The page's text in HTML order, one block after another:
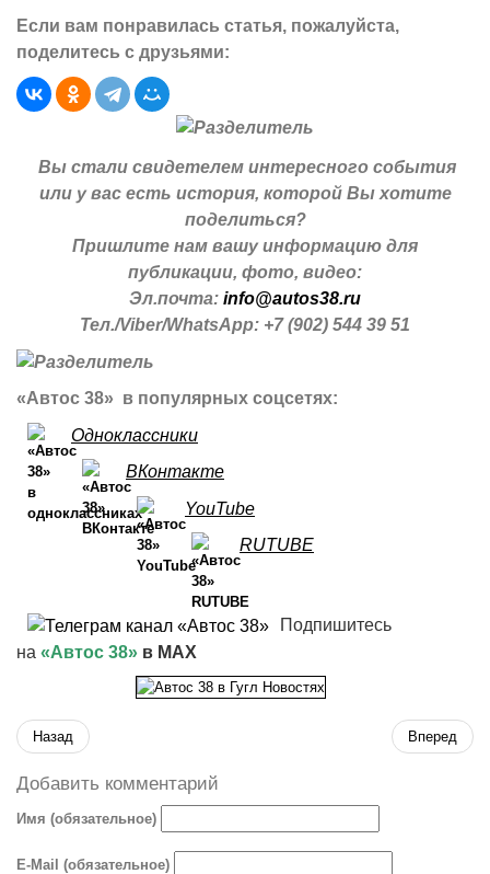
Если вам понравилась статья, пожалуйста,
поделитесь с друзьями:
Вы стали свидетелем интересного события
или у вас есть история, которой Вы хотите
поделиться?
Пришлите нам вашу информацию для
публикации, фото, видео:
Эл.почта: info@autos38.ru
Тел./Viber/WhatsApp: +7 (902) 544 39 51
«Автос 38» в популярных соцсетях:
Одноклассники
ВКонтакте
YouTube
RUTUBE
Подпишитесь
на «Автос 38» в MAX
Назад Вперед
Добавить комментарий
Имя (обязательное)
E-Mail (обязательное)